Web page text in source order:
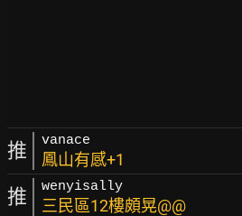
推 vanace
鳳山有感+1
推 wenyisally
三民區12樓頗晃@@